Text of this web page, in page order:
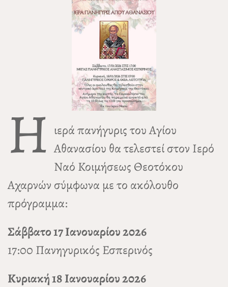
Η ιερά πανήγυρις του Αγίου
Αθανασίου θα τελεστεί στον Ιερό
Ναό Κοιμήσεως Θεοτόκου
Αχαρνών σύμφωνα με το ακόλουθο
πρόγραμμα:
Σάββατο 17 Ιανουαρίου 2026
17:00 Πανηγυρικός Εσπερινός
Κυριακή 18 Ιανουαρίου 2026